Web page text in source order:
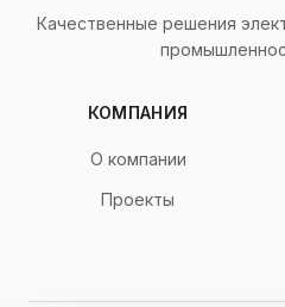
Качественные решения
КОМПАНИЯ
О компании
Проекты